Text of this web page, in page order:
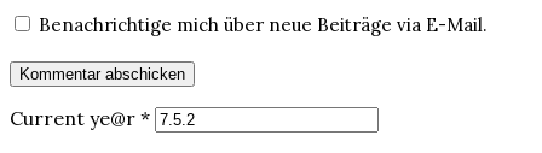
Benachrichtige mich über neue Beiträge via E-Mail.
Current ye@r *